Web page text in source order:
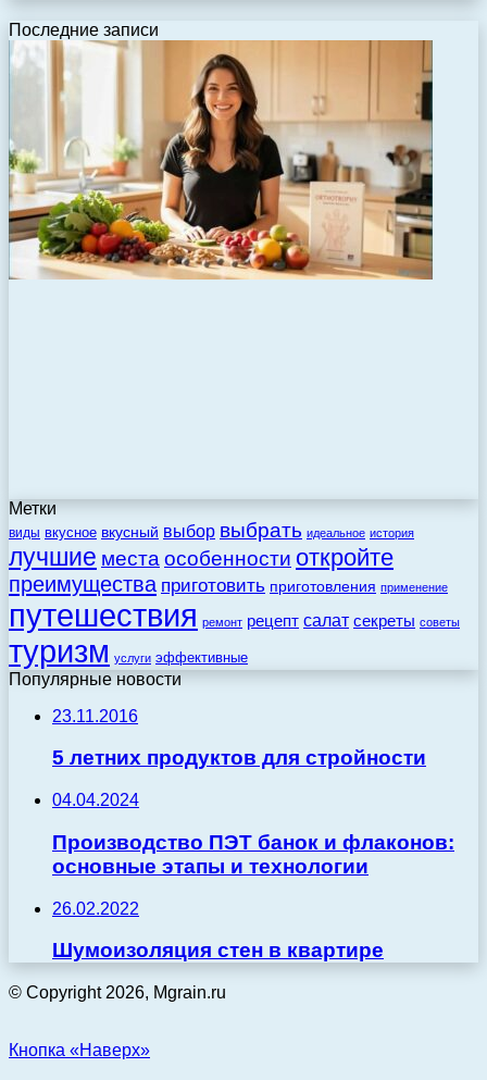
Последние записи
Метки
виды вкусное вкусный выбор выбрать идеальное история
лучшие места особенности откройте
преимущества приготовить приготовления применение
путешествия ремонт рецепт салат секреты советы
туризм услуги эффективные
Популярные новости
23.11.2016
5 летних продуктов для стройности
04.04.2024
Производство ПЭТ банок и флаконов:
основные этапы и технологии
26.02.2022
Шумоизоляция стен в квартире
© Copyright 2026, Mgrain.ru
Кнопка «Наверх»